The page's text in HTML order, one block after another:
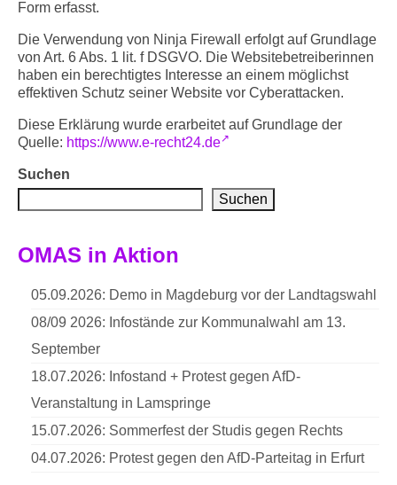
Form erfasst.
Die Verwendung von Ninja Firewall erfolgt auf Grundlage
von Art. 6 Abs. 1 lit. f DSGVO. Die Websitebetreiberinnen
haben ein berechtigtes Interesse an einem möglichst
effektiven Schutz seiner Website vor Cyberattacken.
Diese Erklärung wurde erarbeitet auf Grundlage der
Quelle: https://www.e-recht24.de
Suchen
Suchen
OMAS in Aktion
05.09.2026: Demo in Magdeburg vor der Landtagswahl
08/09 2026: Infostände zur Kommunalwahl am 13.
September
18.07.2026: Infostand + Protest gegen AfD-
Veranstaltung in Lamspringe
15.07.2026: Sommerfest der Studis gegen Rechts
04.07.2026: Protest gegen den AfD-Parteitag in Erfurt